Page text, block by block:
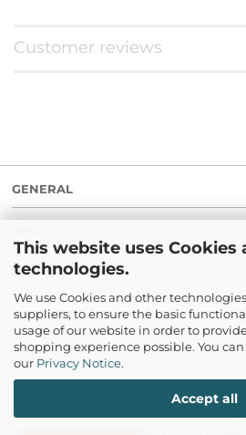
This website uses Cookies
technologies.
We use Cookies and other
suppliers, to ensure the basic
usage of our website in order to
shopping experience possible. You
our Privacy Notice.
Accept all
Customer reviews
GENERAL
LEGAL
PAYMENT
© 2016-2026 Com-Tra.de |